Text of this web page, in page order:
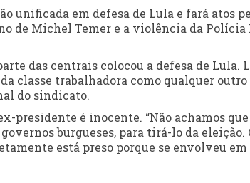
unificada em defesa de Lula e fará atos
de Michel Temer e a violência da
das centrais colocou a defesa de Lula.
classe trabalhadora como qualquer
do sindicato.
presidente é inocente. “Não achamos
burgueses, para tirá-lo da eleição.
está preso porque se envolveu em